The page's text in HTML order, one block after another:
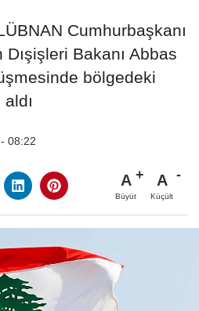
Cumhurbaşkanı
Bakanı Abbas
bölgedeki
08:22
A
Büyüt
A
Küçült